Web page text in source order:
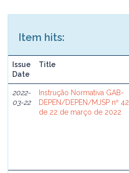
Item hits:
Issue
Date
Title
2022-
03-22
Instrução Normativa GAB-
DEPEN/DEPEN/MJSP nº 42,
de 22 de março de 2022